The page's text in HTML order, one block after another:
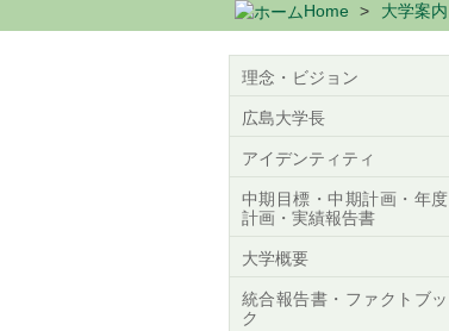
Home 大学案内
理念・ビジョン
広島大学長
アイデンティティ
中期目標・中期計画・年度
計画・実績報告書
大学概要
統合報告書・ファクトブッ
ク